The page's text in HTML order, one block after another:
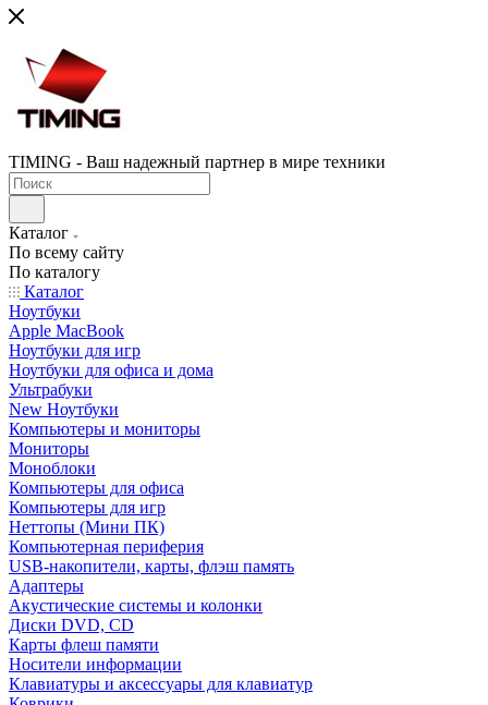
TIMING - Ваш надежный партнер в мире техники
Каталог
По всему сайту
По каталогу
Каталог
Ноутбуки
Apple MacBook
Ноутбуки для игр
Ноутбуки для офиса и дома
Ультрабуки
New Ноутбуки
Компьютеры и мониторы
Мониторы
Моноблоки
Компьютеры для офиса
Компьютеры для игр
Неттопы (Мини ПК)
Компьютерная периферия
USB-накопители, карты, флэш память
Адаптеры
Акустические системы и колонки
Диски DVD, CD
Карты флеш памяти
Носители информации
Клавиатуры и аксессуары для клавиатур